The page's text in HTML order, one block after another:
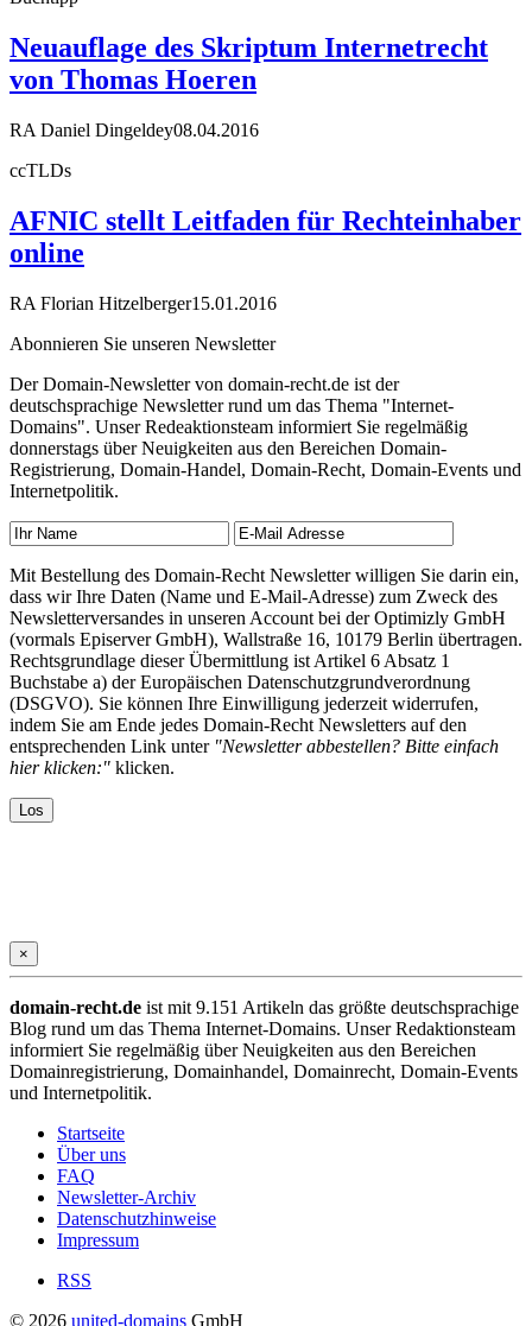
Neuauflage des Skriptum Internetrecht
von Thomas Hoeren
RA Daniel Dingeldey08.04.2016
ccTLDs
AFNIC stellt Leitfaden für Rechteinhaber
online
RA Florian Hitzelberger15.01.2016
Abonnieren Sie unseren Newsletter
Der Domain-Newsletter von domain-recht.de ist der
deutschsprachige Newsletter rund um das Thema "Internet-
Domains". Unser Redeaktionsteam informiert Sie regelmäßig
donnerstags über Neuigkeiten aus den Bereichen Domain-
Registrierung, Domain-Handel, Domain-Recht, Domain-Events und
Internetpolitik.
Mit Bestellung des Domain-Recht Newsletter willigen Sie darin ein,
dass wir Ihre Daten (Name und E-Mail-Adresse) zum Zweck des
Newsletterversandes in unseren Account bei der Optimizly GmbH
(vormals Episerver GmbH), Wallstraße 16, 10179 Berlin übertragen.
Rechtsgrundlage dieser Übermittlung ist Artikel 6 Absatz 1
Buchstabe a) der Europäischen Datenschutzgrundverordnung
(DSGVO). Sie können Ihre Einwilligung jederzeit widerrufen,
indem Sie am Ende jedes Domain-Recht Newsletters auf den
entsprechenden Link unter "Newsletter abbestellen? Bitte einfach
hier klicken:" klicken.
×
domain-recht.de ist mit 9.151 Artikeln das größte deutschsprachige
Blog rund um das Thema Internet-Domains. Unser Redaktionsteam
informiert Sie regelmäßig über Neuigkeiten aus den Bereichen
Domainregistrierung, Domainhandel, Domainrecht, Domain-Events
und Internetpolitik.
Startseite
Über uns
FAQ
Newsletter-Archiv
Datenschutzhinweise
Impressum
RSS
© 2026 united-domains GmbH